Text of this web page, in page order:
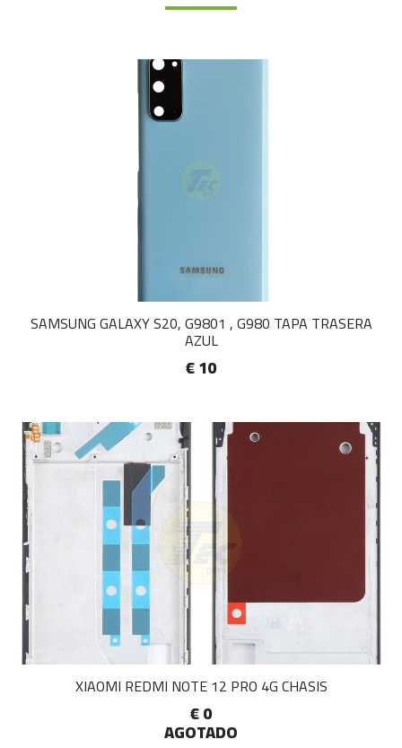
SAMSUNG GALAXY S20, G9801 , G980 TAPA TRASERA
AZUL
€ 10
XIAOMI REDMI NOTE 12 PRO 4G CHASIS
€ 0
AGOTADO